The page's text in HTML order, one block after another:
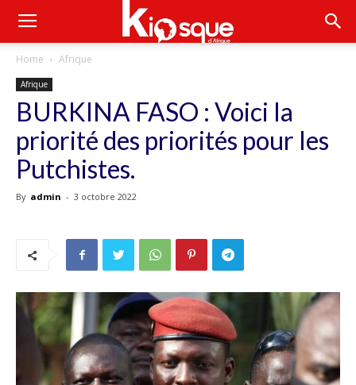
Home Afrique
Afrique
BURKINA FASO : Voici la
priorité des priorités pour les
Putchistes.
By admin - 3 octobre 2022